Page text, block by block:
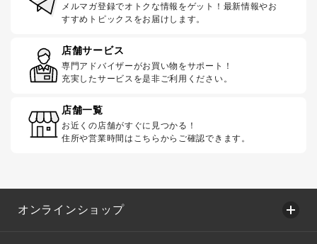
メルマガ登録でオトクな情報をゲット！最新情報やお
すすめトピックスをお届けします。
店舗サービス
専門アドバイザーがお買い物をサポート！
充実したサービスを是非ご利用ください。
店舗一覧
お近くの店舗がすぐに見つかる！
住所や営業時間はこちらからご確認できます。
オンラインショップ